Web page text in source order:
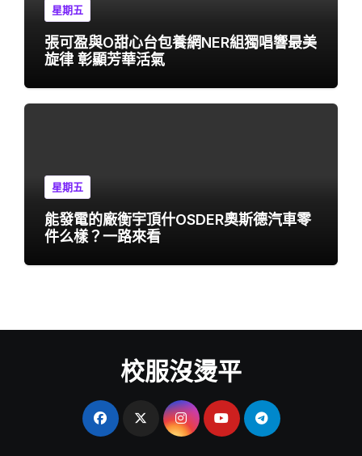
星期五
張可盈與O甜心台包養網NER組獨唱響最美
旋律 彰顯芳華活氣
星期五
能發電的廠衡宇頂什OSDER奧斯德汽車零
件么樣？一路來看
校服沒燙平